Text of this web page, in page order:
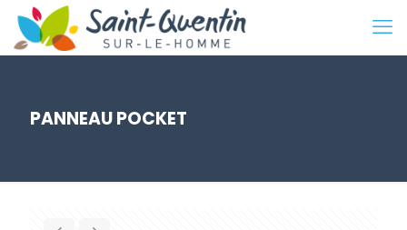
PANNEAU POCKET